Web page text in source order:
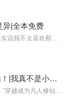
异|全本免费
低武聊天群？我可是凡人修仙！|我真不是小号著|诸天